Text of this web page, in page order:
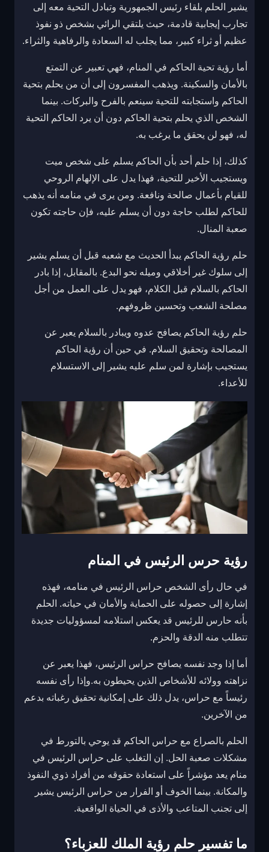
يشير الحلم بلقاء رئيس الجمهورية وتبادل التحية معه إلى
تجارب إيجابية قادمة، حيث يلتقي الرائي بشخص ذو نفوذ
عظيم أو ثراء كبير، مما يجلب له السعادة والرفاهية والثراء.
أما رؤية تحية الحاكم في المنام، فهي تعبير عن التمتع
بالأمان والسكينة. ويذهب المفسرون إلى أن من يحلم بتحية
الحاكم واستجابته للتحية سينعم بالفرح والبركات. بينما
الشخص الذي يحلم بتحية الحاكم دون أن يرد الحاكم التحية
له، فهو لن يحقق ما يرغب به.
كذلك، إذا حلم أحد بأن الحاكم يسلم على شخص ميت
ويستجيب الأخير للتحية، فهذا يدل على الإلهام الروحي
للقيام بأعمال صالحة ونافعة. ومن يرى في منامه أنه يذهب
للحاكم لطلب حاجة دون أن يسلم عليه، فإن حاجته تكون
صعبة المنال.
حلم رؤية الحاكم يبدأ الحديث مع شعبه قبل أن يسلم يشير
إلى سلوك غير أخلاقي وميله نحو البدع. بالمقابل، إذا بادر
الحاكم بالسلام قبل الكلام، فهو يدل على العمل من أجل
مصلحة الشعب وتحسين ظروفهم.
حلم رؤية الحاكم يصافح عدوه ويبادر بالسلام يعبر عن
المصالحة وتحقيق السلام. في حين أن رؤية الحاكم
يستجيب بإشارة لمن سلم عليه يشير إلى الاستسلام
للأعداء.
رؤية حرس الرئيس في المنام
في حال رأى الشخص حراس الرئيس في منامه، فهذه
إشارة إلى حصوله على الحماية والأمان في حياته. الحلم
بأنه حارس للرئيس قد يعكس استلامه لمسؤوليات جديدة
تتطلب منه الدقة والحزم.
أما إذا وجد نفسه يصافح حراس الرئيس، فهذا يعبر عن
نزاهته وولائه للأشخاص الذين يحيطون به.وإذا رأى نفسه
رئيساً مع حراس، يدل ذلك على إمكانية تحقيق رغباته بدعم
من الآخرين.
الحلم بالصراع مع حراس الحاكم قد يوحي بالتورط في
مشكلات صعبة الحل. إن التغلب على حراس الرئيس في
منام يعد مؤشراً على استعادة حقوقه من أفراد ذوي النفوذ
والمكانة. بينما الخوف أو الفرار من حراس الرئيس يشير
إلى تجنب المتاعب والأذى في الحياة الواقعية.
ما تفسير حلم رؤية الملك للعزباء؟